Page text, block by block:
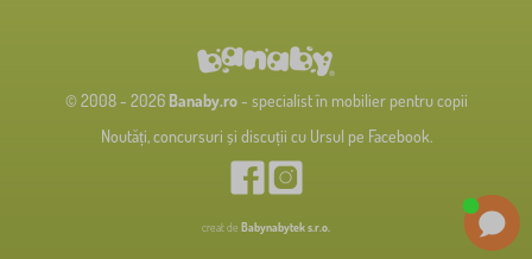
© 2008 - 2026 Banaby.ro- specialist în mobilier pentru copii
Noutăți, concursuri și discuții cu Ursul pe Facebook.
creat de Babynabytek s.r.o.